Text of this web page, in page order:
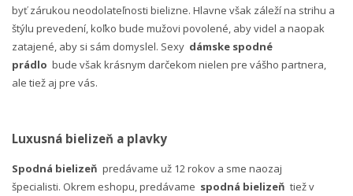
byť zárukou neodolateľnosti bielizne. Hlavne však záleží na strihu a
štýlu prevedení, koľko bude mužovi povolené, aby videl a naopak
zatajené, aby si sám domyslel. Sexy dámske spodné
prádlo bude však krásnym darčekom nielen pre vášho partnera,
ale tiež aj pre vás.
Luxusná bielizeň a plavky
Spodná bielizeň predávame už 12 rokov a sme naozaj
špecialisti. Okrem eshopu, predávame spodná bielizeň tiež v